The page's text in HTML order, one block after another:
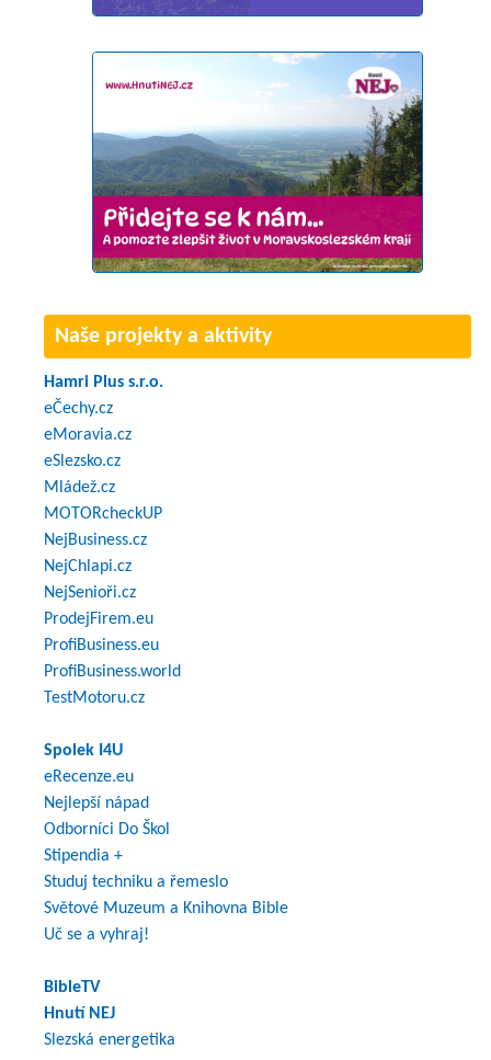
Naše projekty a aktivity
Hamri Plus s.r.o.
eČechy.cz
eMoravia.cz
eSlezsko.cz
Mládež.cz
MOTORcheckUP
NejBusiness.cz
NejChlapi.cz
NejSenioři.cz
ProdejFirem.eu
ProfiBusiness.eu
ProfiBusiness.world
TestMotoru.cz
Spolek I4U
eRecenze.eu
Nejlepší nápad
Odborníci Do Škol
Stipendia +
Studuj techniku a řemeslo
Světové Muzeum a Knihovna Bible
Uč se a vyhraj!
BibleTV
Hnutí NEJ
Slezská energetika